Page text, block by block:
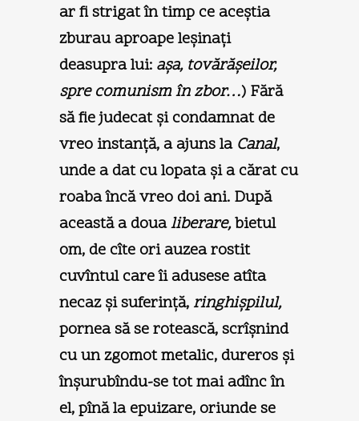
ar fi strigat în timp ce aceştia
zburau aproape leşinaţi
deasupra lui: aşa, tovărăşeilor,
spre comunism în zbor…) Fără
să fie judecat şi condamnat de
vreo instanţă, a ajuns la Canal,
unde a dat cu lopata şi a cărat cu
roaba încă vreo doi ani. După
această a doualiberare,bietul
om, de cîte ori auzea rostit
cuvîntul care îi adusese atîta
necaz şi suferinţă, ringhişpilul,
pornea să se rotească, scrîşnind
cu un zgomot metalic, dureros şi
înşurubîndu-se tot mai adînc în
el, pînă la epuizare, oriunde se